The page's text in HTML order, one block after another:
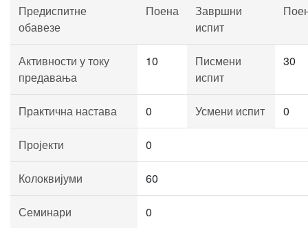
Предиспитне
обавезе
Поена
Завршни
испит
Активности у току
предавања
10
Писмени
испит
30
Практична настава 0 Усмени испит 0
Пројекти 0
Колоквијуми 60
Семинари 0